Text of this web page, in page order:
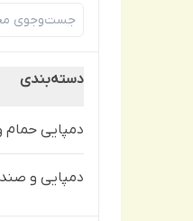
دسته‌بندی
دمپایی
دمپایی و